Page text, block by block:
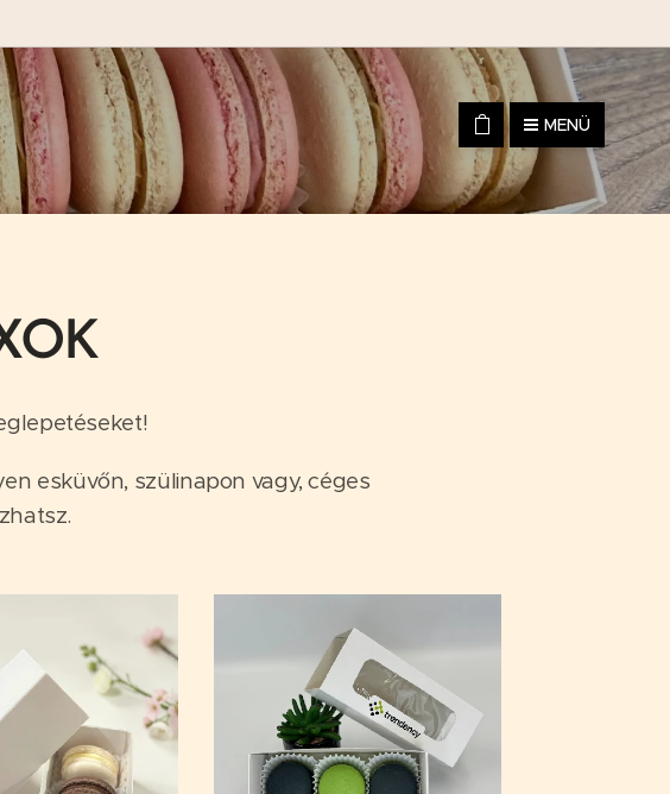
MENÜ
esküvőn, szülinapon vagy, céges